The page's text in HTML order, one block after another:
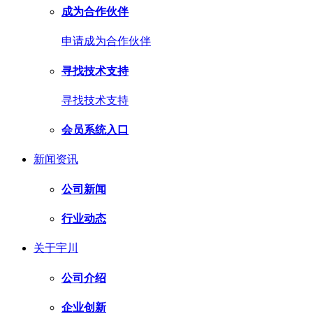
成为合作伙伴
申请成为合作伙伴
寻找技术支持
寻找技术支持
会员系统入口
新闻资讯
公司新闻
行业动态
关于宇川
公司介绍
企业创新